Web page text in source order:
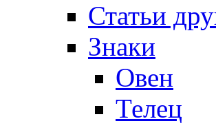
Статьи
Знаки
Овен
Телец